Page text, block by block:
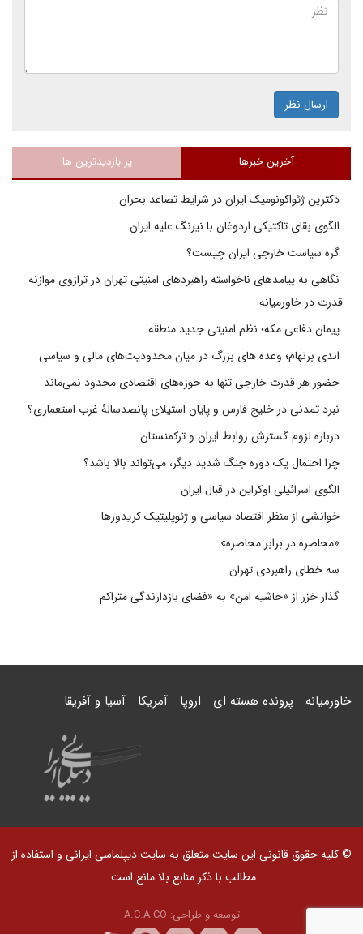
ارسال نظر
آخرین خبرها پر بازدیدترین ها
دکترین ژئواکونومیک ایران در شرایط تصاعد بحران
الگوی بقای تاکتیکی اردوغان با نیرنگ علیه ایران
گره سیاست خارجی ایران چیست؟
نگاهی به پیامدهای ناخواسته راهبردهای امنیتی تهران در ترازوی موازنه
قدرت در خاورمیانه
پیمان دفاعی مکه؛ نظم امنیتی جدید منطقه
اندی برنهام؛ وعده های بزرگ در میان محدودیت‌های مالی و سیاسی
حضور هر قدرت خارجی تنها به حوزه‌های اقتصادی محدود نمی‌ماند
نبرد تمدنی در خلیج فارس و پایان استیلای پانصدسالۀ غرب استعماری؟
درباره لزوم گسترش روابط ایران و ترکمنستان
چرا احتمال یک دوره جنگ شدید دیگر، می‌تواند بالا باشد؟
الگوی اسرائیلی اوکراین در قبال ایران
خوانشی از منظر اقتصاد سیاسی و ژئوپلیتیک کریدورها
«محاصره در برابر محاصره»
سه خطای راهبردی تهران
گذار خزر از «حاشیه امن» به «فضای بازدارندگی متراکم
خاورمیانه پرونده هسته ای اروپا آمریکا آسیا و آفریقا
© کلیه حقوق قانونی این سایت متعلق به سایت دیپلماسی ایرانی و استفاده از
مطالب با ذکر منابع بلا مانع است.
توسعه و طراحی: A.C.A CO